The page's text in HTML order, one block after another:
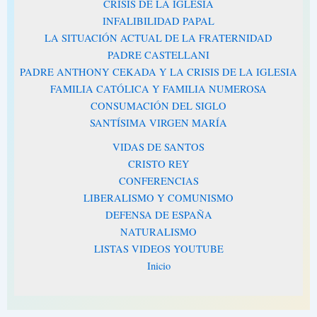
CRISIS DE LA IGLESIA
INFALIBILIDAD PAPAL
LA SITUACIÓN ACTUAL DE LA FRATERNIDAD
PADRE CASTELLANI
PADRE ANTHONY CEKADA Y LA CRISIS DE LA IGLESIA
FAMILIA CATÓLICA Y FAMILIA NUMEROSA
CONSUMACIÓN DEL SIGLO
SANTÍSIMA VIRGEN MARÍA
VIDAS DE SANTOS
CRISTO REY
CONFERENCIAS
LIBERALISMO Y COMUNISMO
DEFENSA DE ESPAÑA
NATURALISMO
LISTAS VIDEOS YOUTUBE
Inicio